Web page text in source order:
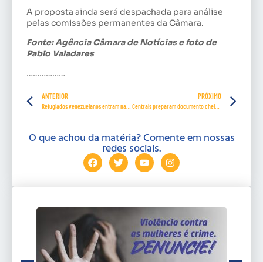
A proposta ainda será despachada para análise
pelas comissões permanentes da Câmara.
Fonte: Agência Câmara de Notícias e foto de
Pablo Valadares
………………
ANTERIOR PRÓXIMO
Centrais preparam documento cheio de “pegadinhas”, aponta Moacyr
O que achou da matéria? Comente em nossas
redes sociais.